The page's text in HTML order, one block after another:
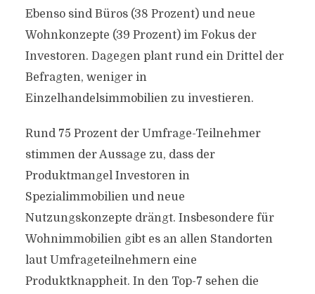
Ebenso sind Büros (38 Prozent) und neue
Wohnkonzepte (39 Prozent) im Fokus der
Investoren. Dagegen plant rund ein Drittel der
Befragten, weniger in
Einzelhandelsimmobilien zu investieren.
Rund 75 Prozent der Umfrage-Teilnehmer
stimmen der Aussage zu, dass der
Produktmangel Investoren in
Spezialimmobilien und neue
Nutzungskonzepte drängt. Insbesondere für
Wohnimmobilien gibt es an allen Standorten
laut Umfrageteilnehmern eine
Produktknappheit. In den Top-7 sehen die